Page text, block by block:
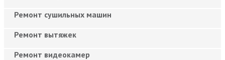
Ремонт сушильных машин
Ремонт вытяжек
Ремонт видеокамер